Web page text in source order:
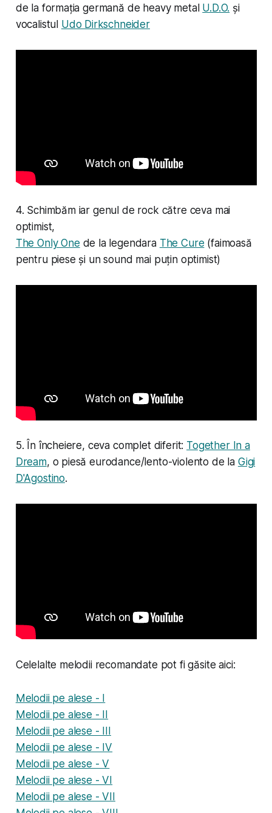
de la formația germană de heavy metal U.D.O. și
vocalistul Udo Dirkschneider
4. Schimbăm iar genul de rock către ceva mai
optimist,
The Only One de la legendara The Cure (faimoasă
pentru piese și un sound mai puțin optimist)
5. În încheiere, ceva complet diferit: Together In a
Dream, o piesă eurodance/lento-violento de la Gigi
D'Agostino.
Celelalte melodii recomandate pot fi găsite aici:
Melodii pe alese - I
Melodii pe alese - II
Melodii pe alese - III
Melodii pe alese - IV
Melodii pe alese - V
Melodii pe alese - VI
Melodii pe alese - VII